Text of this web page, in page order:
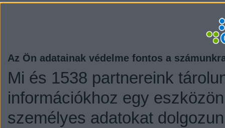
Az Ön adatainak védelme fontos a
Mi és 1538 partnereink
információkhoz egy
személyes adatokat